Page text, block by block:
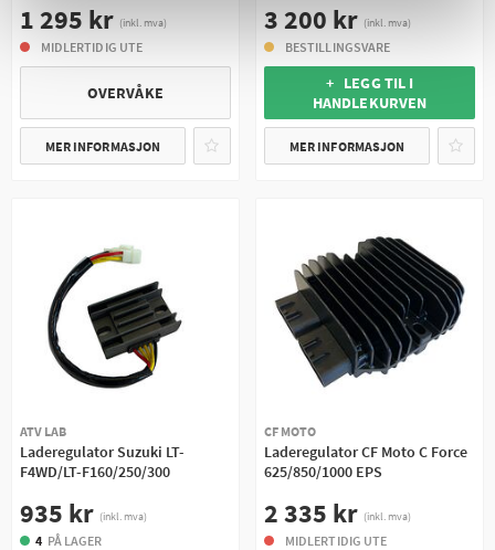
1 295 kr (inkl. mva)
MIDLERTIDIG UTE
OVERVÅKE
MER INFORMASJON
3 200 kr (inkl. mva)
BESTILLINGSVARE
+ LEGG TIL I
HANDLEKURVEN
MER INFORMASJON
ATV LAB
Laderegulator Suzuki LT-
F4WD/LT-F160/250/300
935 kr (inkl. mva)
4 PÅ LAGER
CF MOTO
Laderegulator CF Moto C Force
625/850/1000 EPS
2 335 kr (inkl. mva)
MIDLERTIDIG UTE